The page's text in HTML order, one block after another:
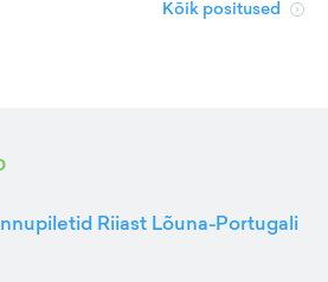
Kõik positused
Riiast Lõuna-Portugali